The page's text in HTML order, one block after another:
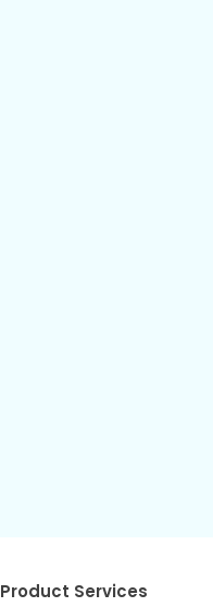
Product Services